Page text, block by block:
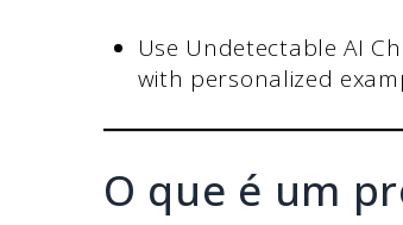
Use Undetectable AI
with personalized
O que é um